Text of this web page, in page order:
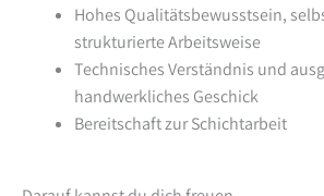
Hohes Qualitätsbewusstsein,
strukturierte Arbeitsweise
Technisches Verständnis und
handwerkliches Geschick
Bereitschaft zur Schichtarbeit